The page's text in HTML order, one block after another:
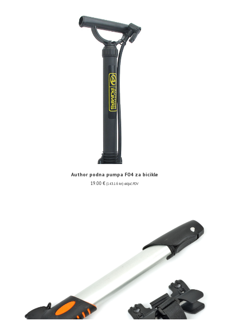
Author podna pumpa F04 za bicikle
19.00 € (143.16 kn) uključ. PDV